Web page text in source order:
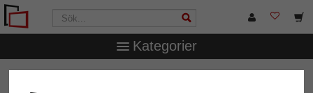
Kategorier